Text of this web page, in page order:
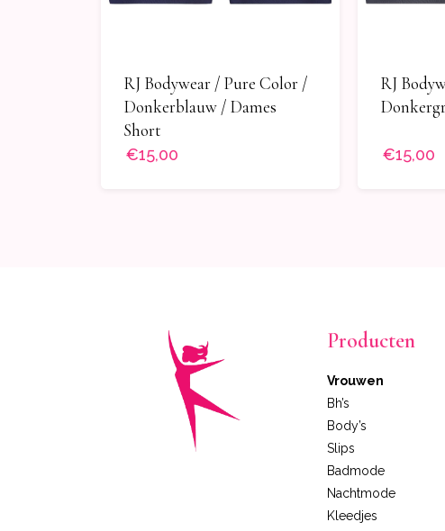
RJ Bodywear / Pure Color /
Donkerblauw / Dames
Short
€15,00
RJ
€15,00
Producten
Vrouwen
Bh’s
Body’s
Slips
Badmode
Nachtmode
Kleedjes